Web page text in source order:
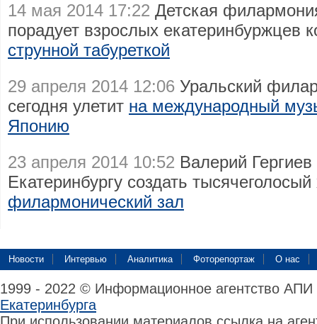
14 мая 2014 17:22 Детская
порадует взрослых екатеринбуржцев
струнной табуреткой
29 апреля 2014 12:06 Уральский
сегодня улетит на международный
Японию
23 апреля 2014 10:52 Валерий
Екатеринбургу создать
филармонический зал
Новости Интервью Аналитика Фоторепортаж О нас
1999 - 2022 © Информационное агентство
Екатеринбурга